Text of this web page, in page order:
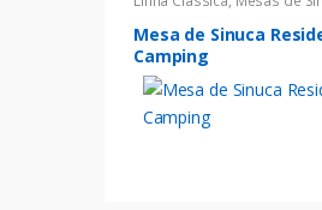
Mesa de Sinuca
Camping